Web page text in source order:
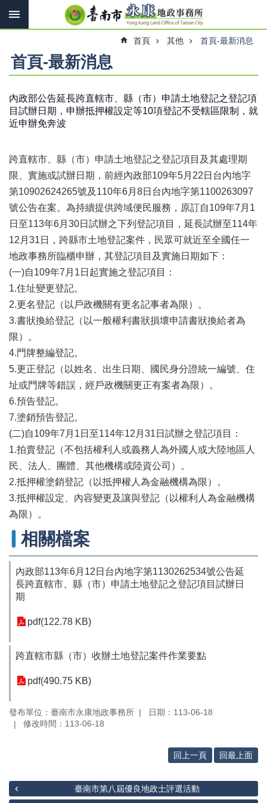
跳到主要內容區塊
搜
搜
尋
訊
息
機
關
簡
介
上
申
辦
與
查
詢
便
民
服
務
民
意
交
流
下
載
專
區
主
區
其
他
服
籍
圖
實
登
錄
承
首頁 其他 首頁-最新消息
首頁-最新消息
內政部公告延長跨直轄市、縣（市）申請土地登記之登記項
目試辦日期，申辦抵押權設定等10項登記不受轄區限制，就
近申辦免奔波
跨直轄市、縣（市）申請土地登記之登記項目及其處理期
限、實施或試辦日期，前經內政部109年5月22日台內地字
第10902624265號及110年6月8日台內地字第1100263097
號公告在案。為持續提供跨域便民服務，原訂自109年7月1
日至113年6月30日試辦之下列登記項目，延長試辦至114年
12月31日，跨縣市土地登記案件，民眾可就近至全國任一
地政事務所臨櫃申辦，其登記項目及實施日期如下：
(一)自109年7月1日起實施之登記項目：
1.住址變更登記。
2.更名登記（以戶政機關有更名記事者為限）。
3.書狀換給登記（以一般權利書狀損壞申請書狀換給者為
限）。
4.門牌整編登記。
5.更正登記（以姓名、出生日期、國民身分證統一編號、住
址或門牌等錯誤，經戶政機關更正有案者為限）。
6.預告登記。
7.塗銷預告登記。
(二)自109年7月1日至114年12月31日試辦之登記項目：
1.拍賣登記（不包括權利人或義務人為外國人或大陸地區人
民、法人、團體、其他機構或陸資公司）。
2.抵押權塗銷登記（以抵押權人為金融機構為限）。
3.抵押權設定、內容變更及讓與登記（以權利人為金融機構
為限）。
相關檔案
內政部113年6月12日台內地字第1130262534號公告延
長跨直轄市、縣（市）申請土地登記之登記項目試辦日
期
pdf(122.78 KB)
跨直轄市縣（市）收辦土地登記案件作業要點
pdf(490.75 KB)
發布單位：臺南市永康地政事務所
日期：113-06-18
修改時間：113-06-18
回上一頁 回最上面
臺南市第八屆優良地政士評選活動